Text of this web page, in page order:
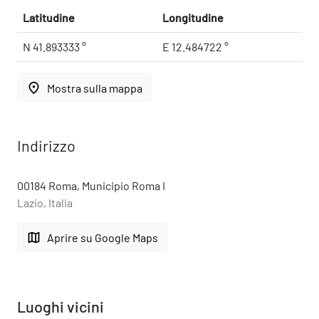
Latitudine Longitudine
N 41.893333 ° E 12.484722 °
place Mostra sulla mappa
Indirizzo
00184 Roma, Municipio Roma I
Lazio, Italia
map Aprire su Google Maps
Luoghi vicini